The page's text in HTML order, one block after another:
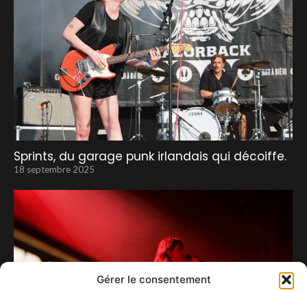
Gérer le consentement
Sprints, du garage punk irlandais qui décoiffe.
18 septembre 2025